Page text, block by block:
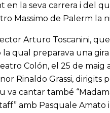
la seva carrera i del
Massimo de Palerm la
Arturo Toscanini,
la qual preparava una
Colón, el 25 de maig
Rinaldo Grassi, dirigits
va cantar també
amb Pasquale